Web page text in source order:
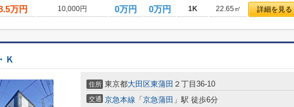
万円 10,000円 0万円 0万円 1K 22.65㎡ 詳細を見る
Ｋ
住所 東京都大田区東蒲田 ２丁目36-10
交通 京急本線 「 京急蒲田 」駅 徒歩6分